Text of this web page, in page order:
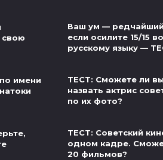
имени
Ваш ум —
если осилите 15/15
русскому языку —
ТЕСТ: Сможете ли
назвать актрис
по их фото?
ТЕСТ: Советский
одном кадре.
20 фильмов?